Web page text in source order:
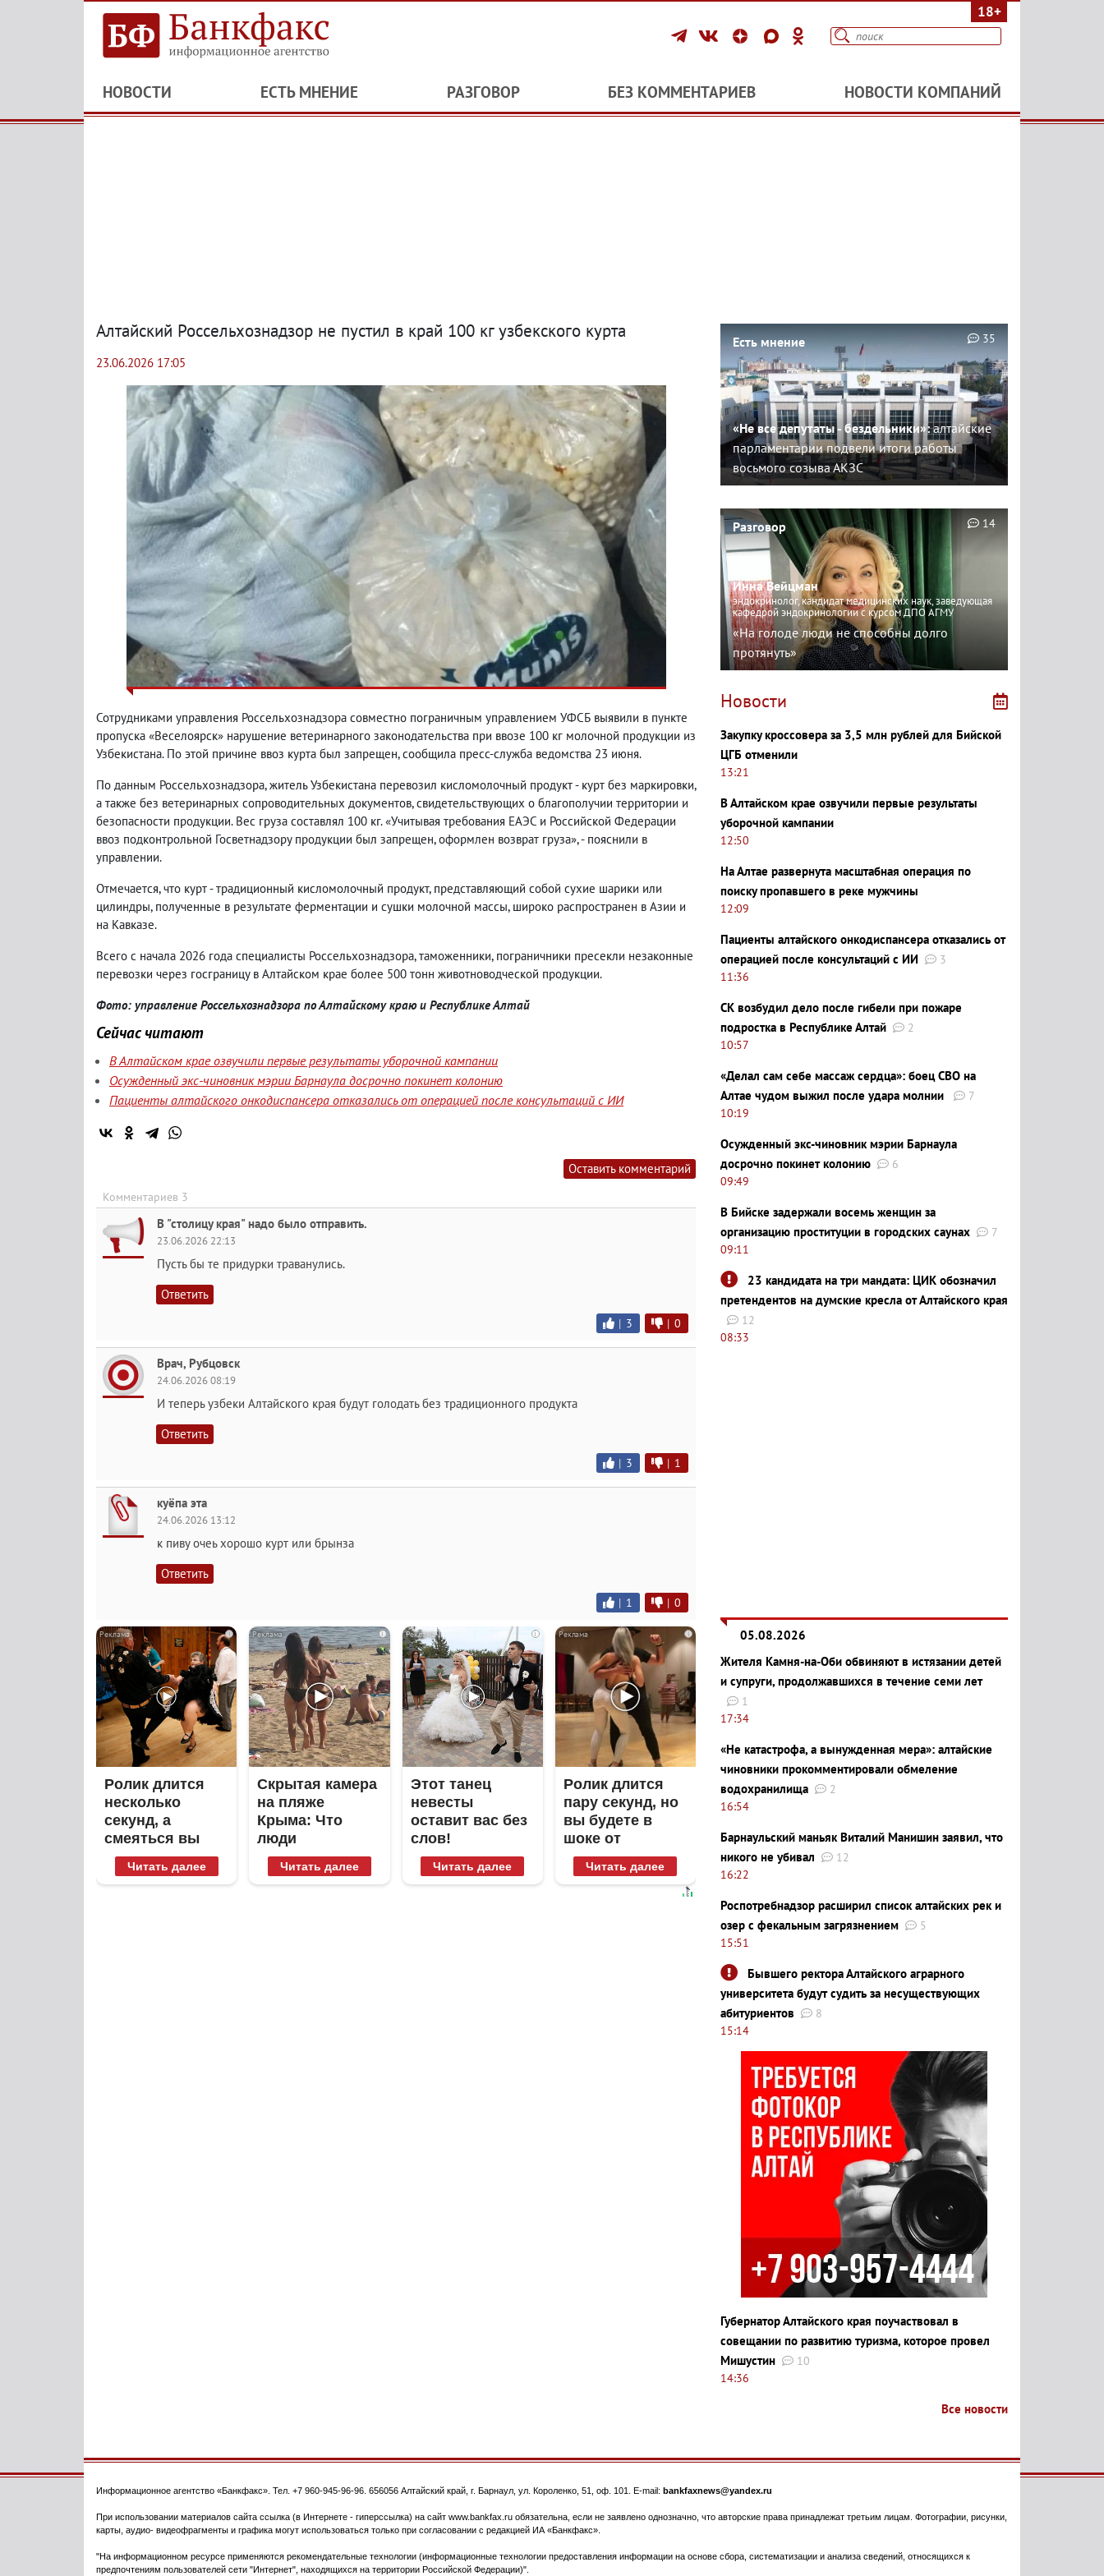
18+
НОВОСТИ ЕСТЬ МНЕНИЕ РАЗГОВОР БЕЗ КОММЕНТАРИЕВ НОВОСТИ КОМПАНИЙ
Алтайский Россельхознадзор не пустил в край 100 кг узбекского курта
23.06.2026 17:05
Сотрудниками управления Россельхознадзора совместно пограничным управлением УФСБ выявили в пункте
пропуска «Веселоярск» нарушение ветеринарного законодательства при ввозе 100 кг молочной продукции из
Узбекистана. По этой причине ввоз курта был запрещен, сообщила пресс-служба ведомства 23 июня.
По данным Россельхознадзора, житель Узбекистана перевозил кисломолочный продукт - курт без маркировки,
а также без ветеринарных сопроводительных документов, свидетельствующих о благополучии территории и
безопасности продукции. Вес груза составлял 100 кг. «Учитывая требования ЕАЭС и Российской Федерации
ввоз подконтрольной Госветнадзору продукции был запрещен, оформлен возврат груза», - пояснили в
управлении.
Отмечается, что курт - традиционный кисломолочный продукт, представляющий собой сухие шарики или
цилиндры, полученные в результате ферментации и сушки молочной массы, широко распространен в Азии и
на Кавказе.
Всего с начала 2026 года специалисты Россельхознадзора, таможенники, пограничники пресекли незаконные
перевозки через госграницу в Алтайском крае более 500 тонн животноводческой продукции.
Фото: управление Россельхознадзора по Алтайскому краю и Республике Алтай
Сейчас читают
В Алтайском крае озвучили первые результаты уборочной кампании
Осужденный экс-чиновник мэрии Барнаула досрочно покинет колонию
Пациенты алтайского онкодиспансера отказались от операцией после консультаций с ИИ
Оставить комментарий
Комментариев 3
В "столицу края" надо было отправить.
23.06.2026 22:13
Пусть бы те придурки траванулись.
Ответить
| 3 | 0
Врач, Рубцовск
24.06.2026 08:19
И теперь узбеки Алтайского края будут голодать без традиционного продукта
Ответить
| 3 | 1
куёпа эта
24.06.2026 13:12
к пиву очеь хорошо курт или брынза
Ответить
| 1 | 0
i
Ролик длится
несколько
секунд, а
смеяться вы
будете долго
Читать далее
i
Скрытая камера
на пляже
Крыма: Что
люди
вытворяют,
когда их не
Читать далее
i
Этот танец
невесты
оставит вас без
слов!
Пересмотрела
10 раз
Читать далее
i
Ролик длится
пару секунд, но
вы будете в
шоке от
увиденного
Читать далее
Есть мнение
«Не все депутаты - бездельники»:алтайские
парламентарии подвели итоги работы
восьмого созыва АКЗС
35
Разговор
Инна Вейцман
эндокринолог, кандидат медицинских наук, заведующая
кафедрой эндокринологии с курсом ДПО АГМУ
«На голоде люди не способны долго
протянуть»
14
Новости
Закупку кроссовера за 3,5 млн рублей для Бийской
ЦГБ отменили
13:21
В Алтайском крае озвучили первые результаты
уборочной кампании
12:50
На Алтае развернута масштабная операция по
поиску пропавшего в реке мужчины
12:09
Пациенты алтайского онкодиспансера отказались от
операцией после консультаций с ИИ
3
11:36
СК возбудил дело после гибели при пожаре
подростка в Республике Алтай
2
10:57
«Делал сам себе массаж сердца»: боец СВО на
Алтае чудом выжил после удара молнии
7
10:19
Осужденный экс-чиновник мэрии Барнаула
досрочно покинет колонию
6
09:49
В Бийске задержали восемь женщин за
организацию проституции в городских саунах
7
09:11
23 кандидата на три мандата: ЦИК обозначил
претендентов на думские кресла от Алтайского края
12
08:33
05.08.2026
Жителя Камня-на-Оби обвиняют в истязании детей
и супруги, продолжавшихся в течение семи лет
1
17:34
«Не катастрофа, а вынужденная мера»: алтайские
чиновники прокомментировали обмеление
водохранилища
2
16:54
Барнаульский маньяк Виталий Манишин заявил, что
никого не убивал
12
16:22
Роспотребнадзор расширил список алтайских рек и
озер с фекальным загрязнением
5
15:51
Бывшего ректора Алтайского аграрного
университета будут судить за несуществующих
абитуриентов
8
15:14
Губернатор Алтайского края поучаствовал в
совещании по развитию туризма, которое провел
Мишустин
10
14:36
Все новости
Информационное агентство «Банкфакс» . Тел. +7 960-945-96-96 656056 Алтайский край, г. Барнаул ул. Короленко, 51, оф. 101 . E-mail: bankfaxnews@yandex.ru
При использовании материалов сайта ссылка (в Интернете - гиперссылка) на сайт www.bankfax.ru обязательна, если не заявлено однозначно, что авторские права принадлежат третьим лицам. Фотографии, рисунки,
карты, аудио- видеофрагменты и графика могут использоваться только при согласовании с редакцией ИА «Банкфакс».
"На информационном ресурсе применяются рекомендательные технологии (информационные технологии предоставления информации на основе сбора, систематизации и анализа сведений, относящихся к
предпочтениям пользователей сети "Интернет", находящихся на территории Российской Федерации)".